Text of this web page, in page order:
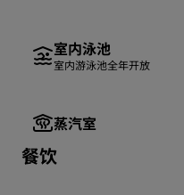
室内泳池
室内游泳池全年开放
蒸汽室
餐饮